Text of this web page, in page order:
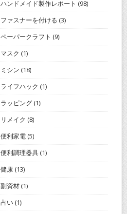
ハンドメイド製作レポート (98)
ファスナーを付ける (3)
ペーパークラフト (9)
マスク (1)
ミシン (18)
ライフハック (1)
ラッピング(1)
リメイク (8)
便利家電(5)
便利調理器具(1)
健康(13)
副資材(1)
占い(1)